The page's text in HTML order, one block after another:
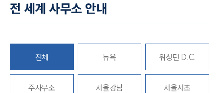
전 세계 사무소 안내
전체 뉴욕 워싱턴 D.C.
주사무소 서울강남 서울서초